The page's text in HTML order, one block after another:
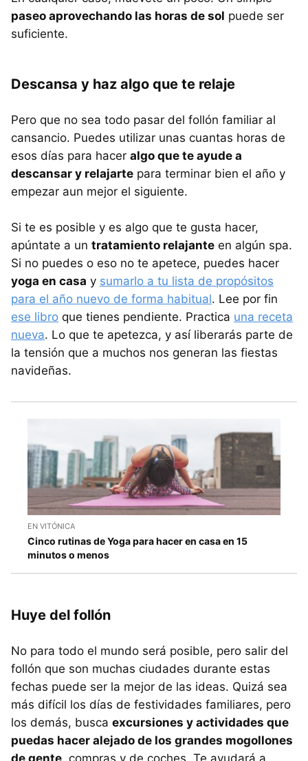
paseo aprovechando las horas de sol puede ser
suficiente.
Descansa y haz algo que te relaje
Pero que no sea todo pasar del follón familiar al
cansancio. Puedes utilizar unas cuantas horas de
esos días para hacer algo que te ayude a
descansar y relajarte para terminar bien el año y
empezar aun mejor el siguiente.
Si te es posible y es algo que te gusta hacer,
apúntate a un tratamiento relajante en algún spa.
Si no puedes o eso no te apetece, puedes hacer
yoga en casa y sumarlo a tu lista de propósitos
para el año nuevo de forma habitual. Lee por fin
ese libro que tienes pendiente. Practica una receta
nueva. Lo que te apetezca, y así liberarás parte de
la tensión que a muchos nos generan las fiestas
navideñas.
EN VITÓNICA
Cinco rutinas de Yoga para hacer en casa en 15
minutos o menos
Huye del follón
No para todo el mundo será posible, pero salir del
follón que son muchas ciudades durante estas
fechas puede ser la mejor de las ideas. Quizá sea
más difícil los días de festividades familiares, pero
los demás, busca excursiones y actividades que
puedas hacer alejado de los grandes mogollones